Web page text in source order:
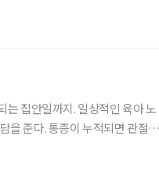
는 집안일까지. 일상적인 육아 노
을 준다. 통증이 누적되면 관절염